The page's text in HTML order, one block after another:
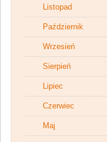
Listopad
Październik
Wrzesień
Sierpień
Lipiec
Czerwiec
Maj